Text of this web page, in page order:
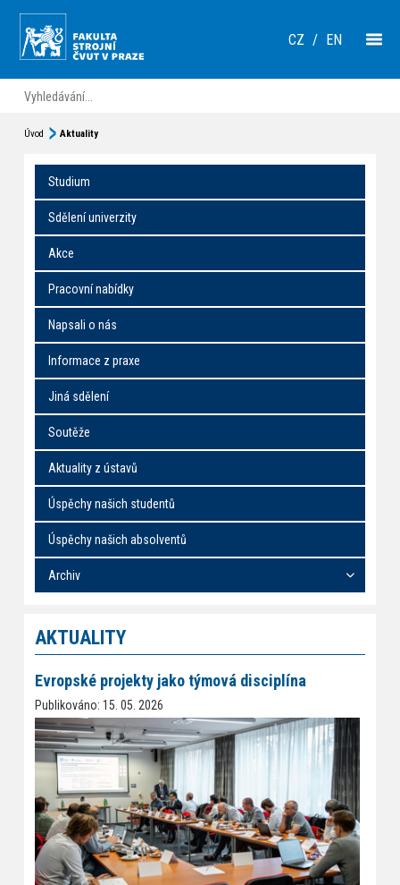
CZ / EN
Úvod Aktuality
Studium
Sdělení univerzity
Akce
Pracovní nabídky
Napsali o nás
Informace z praxe
Jiná sdělení
Soutěže
Aktuality z ústavů
Úspěchy našich studentů
Úspěchy našich absolventů
Archiv
AKTUALITY
Evropské projekty jako týmová disciplína
Publikováno: 15. 05. 2026